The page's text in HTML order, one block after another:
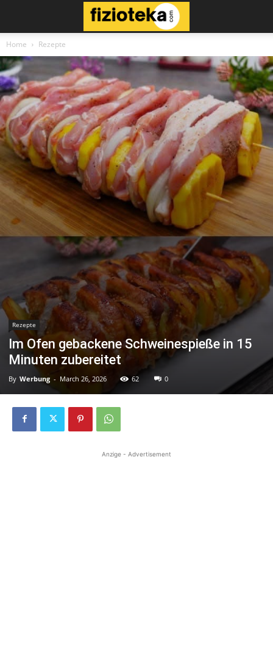
Home Rezepte
Rezepte
Im Ofen gebackene Schweinespieße in 15
Minuten zubereitet
By Werbung - March 26, 2026 62 0
Anzige - Advertisement